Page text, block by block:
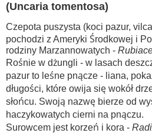
(Uncaria tomentosa)
Czepota puszysta (koci pazur,
pochodzi z Ameryki Środkowej i
rodziny Marzannowatych -
Rośnie w dżungli - w lasach
pazur to leśne pnącze - liana,
długości, które owija się wokół
słońcu. Swoją nazwę bierze od
haczykowatych cierni na pnączu.
Surowcem jest korzeń i kora -